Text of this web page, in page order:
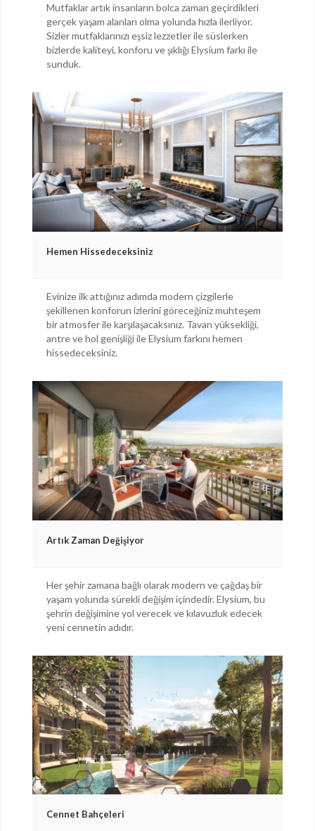
Mutfaklar artık insanların bolca zaman geçirdikleri
gerçek yaşam alanları olma yolunda hızla ilerliyor.
Sizler mutfaklarınızı eşsiz lezzetler ile süslerken
bizlerde kaliteyi, konforu ve şıklığı Elysium farkı ile
sunduk.
Hemen Hissedeceksiniz
Evinize ilk attığınız adımda modern çizgilerle
şekillenen konforun izlerini göreceğiniz muhteşem
bir atmosfer ile karşılaşacaksınız. Tavan yüksekliği,
antre ve hol genişliği ile Elysium farkını hemen
hissedeceksiniz.
Artık Zaman Değişiyor
Her şehir zamana bağlı olarak modern ve çağdaş bir
yaşam yolunda sürekli değişim içindedir. Elysium, bu
şehrin değişimine yol verecek ve kılavuzluk edecek
yeni cennetin adıdır.
Cennet Bahçeleri